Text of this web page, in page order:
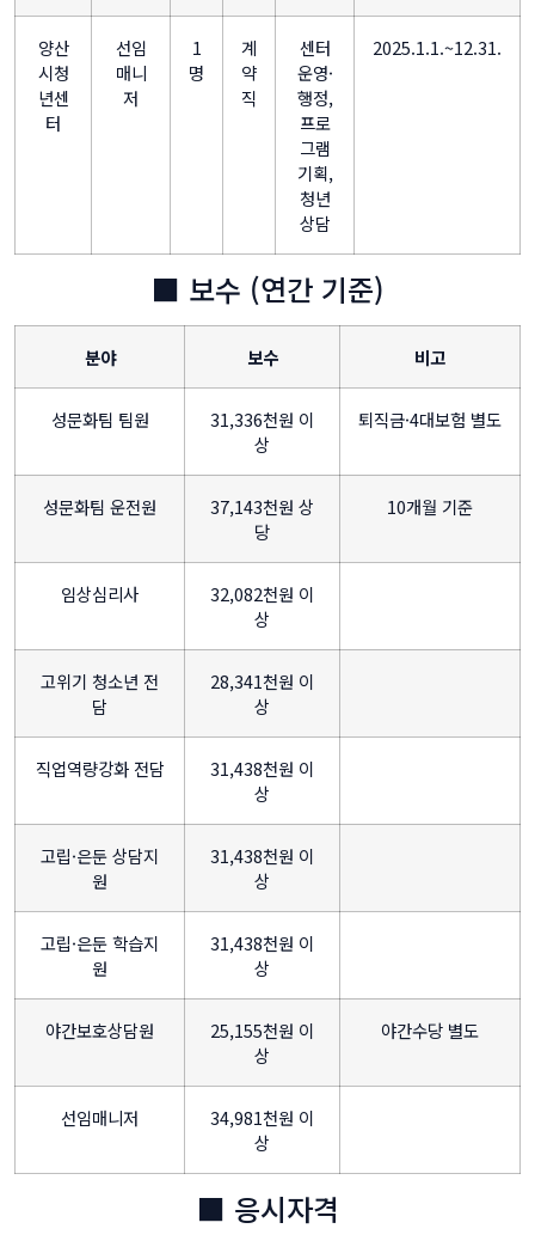
양산
시청
년센
터
선임
매니
저
1
명
계
약
직
센터
운영·
행정,
프로
그램
기획,
청년
상담
2025.1.1.~12.31.
■ 보수 (연간 기준)
분야 보수 비고
성문화팀 팀원
31,336천원 이
상
퇴직금·4대보험 별도
성문화팀 운전원
37,143천원 상
당
10개월 기준
임상심리사
32,082천원 이
상
고위기 청소년 전
담
28,341천원 이
상
직업역량강화 전담
31,438천원 이
상
고립·은둔 상담지
원
31,438천원 이
상
고립·은둔 학습지
원
31,438천원 이
상
야간보호상담원
25,155천원 이
상
야간수당 별도
선임매니저
34,981천원 이
상
■ 응시자격